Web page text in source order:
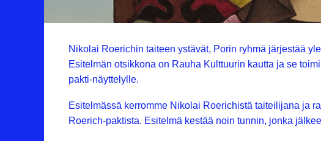
Nikolai Roerichin taiteen ystävät, Porin ryhmä järjestää
Esitelmän otsikkona on Rauha Kulttuurin kautta ja se
pakti-näyttelylle.
Esitelmässä kerromme Nikolai Roerichistä taiteilijana ja
Roerich-paktista. Esitelmä kestää noin tunnin, jonka